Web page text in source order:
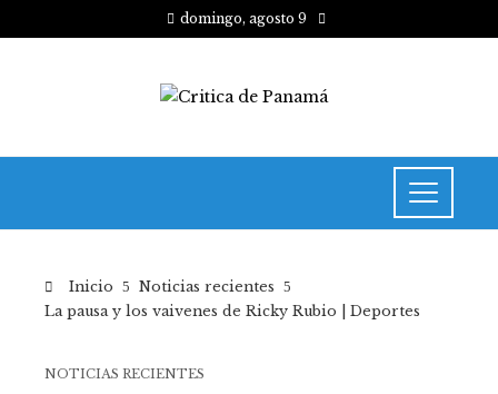
domingo, agosto 9
Inicio
Noticias recientes
La pausa y los vaivenes de Ricky Rubio | Deportes
NOTICIAS RECIENTES